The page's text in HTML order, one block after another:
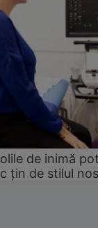
de inimă
țin de stilul